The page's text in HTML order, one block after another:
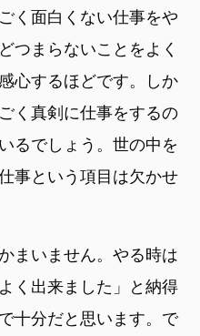
く面白くない仕事をや
つまらないことをよく
心するほどです。しか
く真剣に仕事をするの
るでしょう。世の中を
事という項目は欠かせ
まいません。やる時は
く出来ました」と納得
十分だと思います。で